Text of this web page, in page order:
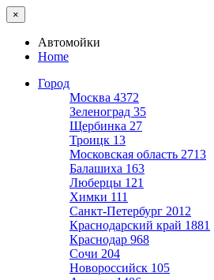
×
Автомойки
Home
Город
Москва 4372
Зеленоград 35
Щербинка 27
Троицк 13
Московская область 2713
Балашиха 163
Люберцы 121
Химки 111
Санкт-Петербург 2012
Краснодарский край 1881
Краснодар 968
Сочи 204
Новороссийск 105